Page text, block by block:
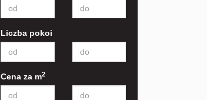
Liczba pokoi
Cena za m2